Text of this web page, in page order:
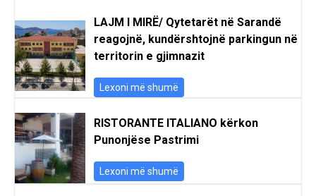
LAJM I MIRË/ Qytetarët në Sarandë
reagojnë, kundërshtojnë parkingun në
territorin e gjimnazit
Lexoni më shumë
RISTORANTE ITALIANO kërkon
Punonjëse Pastrimi
Lexoni më shumë